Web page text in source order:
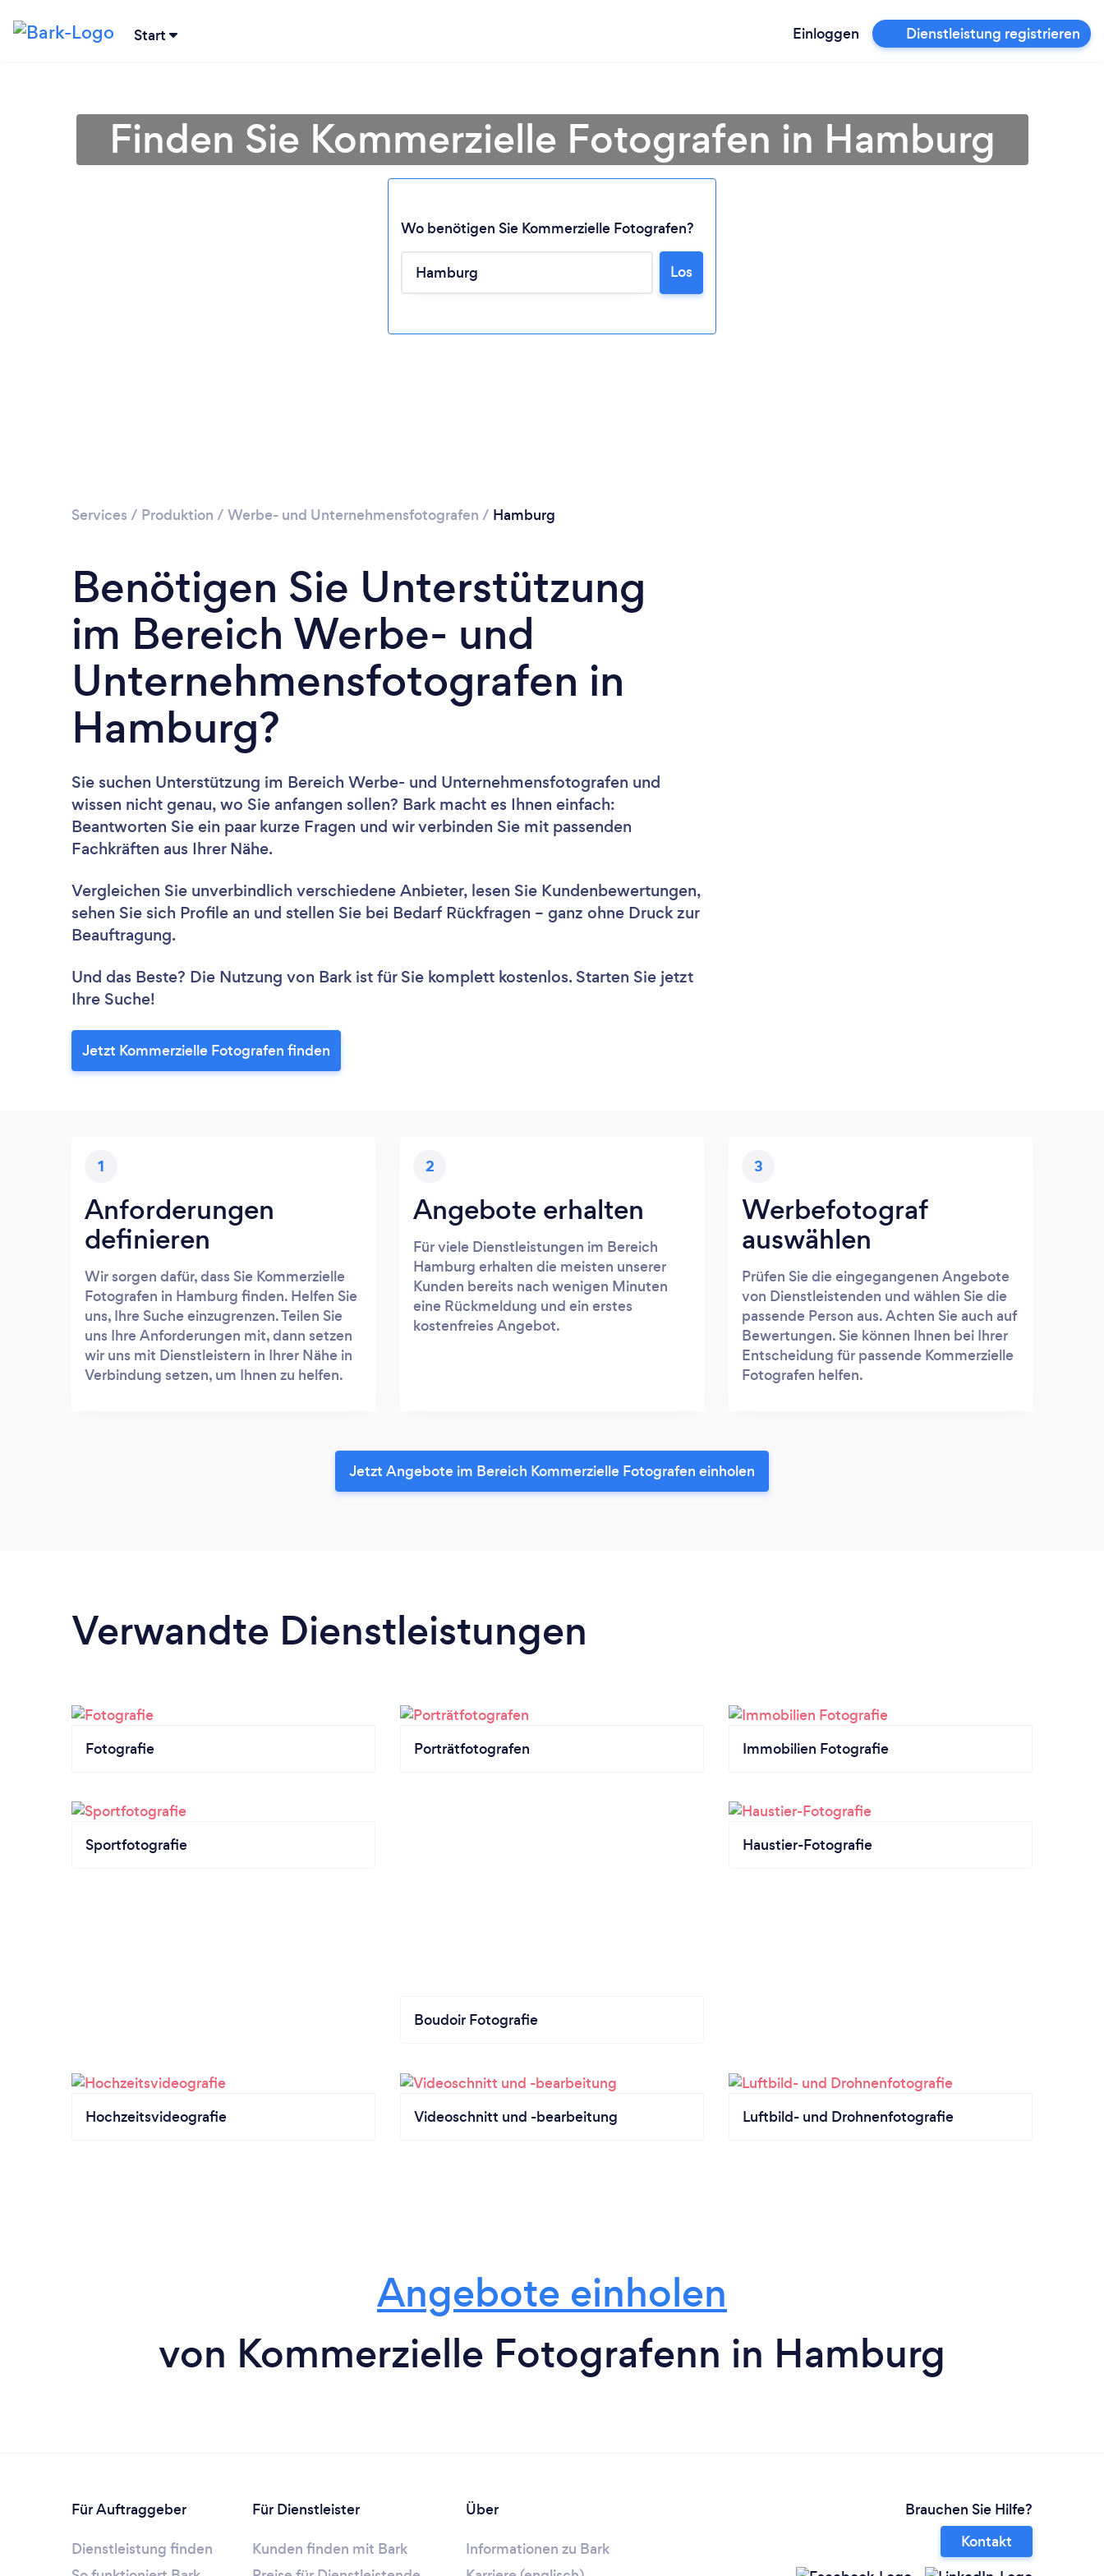
Start Einloggen Dienstleistung registrieren
Lädt ...
Bitte warten ...
Finden Sie Kommerzielle Fotografen in Hamburg
Wo benötigen Sie Kommerzielle Fotografen?
Los
Services / Produktion / Werbe- und Unternehmensfotografen / Hamburg
Benötigen Sie Unterstützung
im Bereich Werbe- und
Unternehmensfotografen in
Hamburg?
Sie suchen Unterstützung im Bereich Werbe- und Unternehmensfotografen und
wissen nicht genau, wo Sie anfangen sollen? Bark macht es Ihnen einfach:
Beantworten Sie ein paar kurze Fragen und wir verbinden Sie mit passenden
Fachkräften aus Ihrer Nähe.
Vergleichen Sie unverbindlich verschiedene Anbieter, lesen Sie Kundenbewertungen,
sehen Sie sich Profile an und stellen Sie bei Bedarf Rückfragen – ganz ohne Druck zur
Beauftragung.
Und das Beste? Die Nutzung von Bark ist für Sie komplett kostenlos. Starten Sie jetzt
Ihre Suche!
Jetzt Kommerzielle Fotografen finden
1
Anforderungen
definieren
Wir sorgen dafür, dass Sie Kommerzielle
Fotografen in Hamburg finden. Helfen Sie
uns, Ihre Suche einzugrenzen. Teilen Sie
uns Ihre Anforderungen mit, dann setzen
wir uns mit Dienstleistern in Ihrer Nähe in
Verbindung setzen, um Ihnen zu helfen.
2
Angebote erhalten
Für viele Dienstleistungen im Bereich
Hamburg erhalten die meisten unserer
Kunden bereits nach wenigen Minuten
eine Rückmeldung und ein erstes
kostenfreies Angebot.
3
Werbefotograf
auswählen
Prüfen Sie die eingegangenen Angebote
von Dienstleistenden und wählen Sie die
passende Person aus. Achten Sie auch auf
Bewertungen. Sie können Ihnen bei Ihrer
Entscheidung für passende Kommerzielle
Fotografen helfen.
Jetzt Angebote im Bereich Kommerzielle Fotografen einholen
Verwandte Dienstleistungen
Fotografie Porträtfotografen Immobilien Fotografie
Sportfotografie Haustier-Fotografie
Angebote einholen
Dienstleistung finden
Für Dienstleister
Kunden finden mit Bark
Über
Informationen zu Bark